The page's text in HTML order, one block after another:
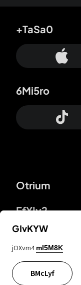
Otrium
FfYIy2
+TaSa0
6Mi5ro
ZbBJcb
GIvKYW
jOXvm4 mI5M8K
BMcLyf